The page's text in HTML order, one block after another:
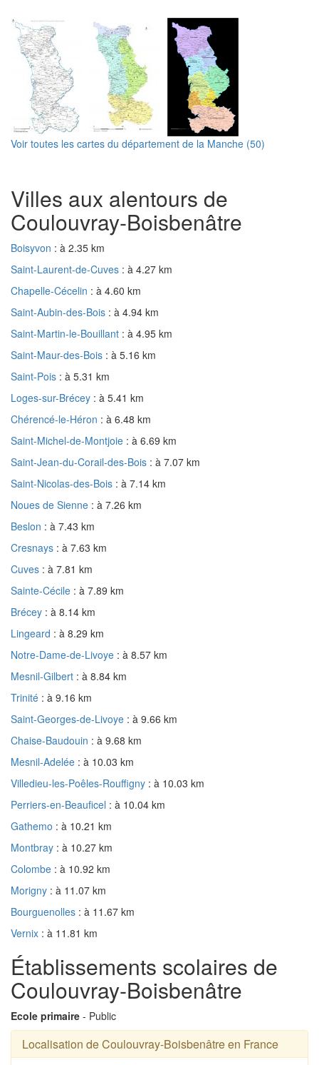
Voir toutes les cartes du département de la Manche (50)
Villes aux alentours de
Coulouvray-Boisbenâtre
Boisyvon : à 2.35 km
Saint-Laurent-de-Cuves : à 4.27 km
Chapelle-Cécelin : à 4.60 km
Saint-Aubin-des-Bois : à 4.94 km
Saint-Martin-le-Bouillant : à 4.95 km
Saint-Maur-des-Bois : à 5.16 km
Saint-Pois : à 5.31 km
Loges-sur-Brécey : à 5.41 km
Chérencé-le-Héron : à 6.48 km
Saint-Michel-de-Montjoie : à 6.69 km
Saint-Jean-du-Corail-des-Bois : à 7.07 km
Saint-Nicolas-des-Bois : à 7.14 km
Noues de Sienne : à 7.26 km
Beslon : à 7.43 km
Cresnays : à 7.63 km
Cuves : à 7.81 km
Sainte-Cécile : à 7.89 km
Brécey : à 8.14 km
Lingeard : à 8.29 km
Notre-Dame-de-Livoye : à 8.57 km
Mesnil-Gilbert : à 8.84 km
Trinité : à 9.16 km
Saint-Georges-de-Livoye : à 9.66 km
Chaise-Baudouin : à 9.68 km
Mesnil-Adelée : à 10.03 km
Villedieu-les-Poêles-Rouffigny : à 10.03 km
Perriers-en-Beauficel : à 10.04 km
Gathemo : à 10.21 km
Montbray : à 10.27 km
Colombe : à 10.92 km
Morigny : à 11.07 km
Bourguenolles : à 11.67 km
Vernix : à 11.81 km
Établissements scolaires de
Coulouvray-Boisbenâtre
Ecole primaire - Public
Localisation de Coulouvray-Boisbenâtre en France